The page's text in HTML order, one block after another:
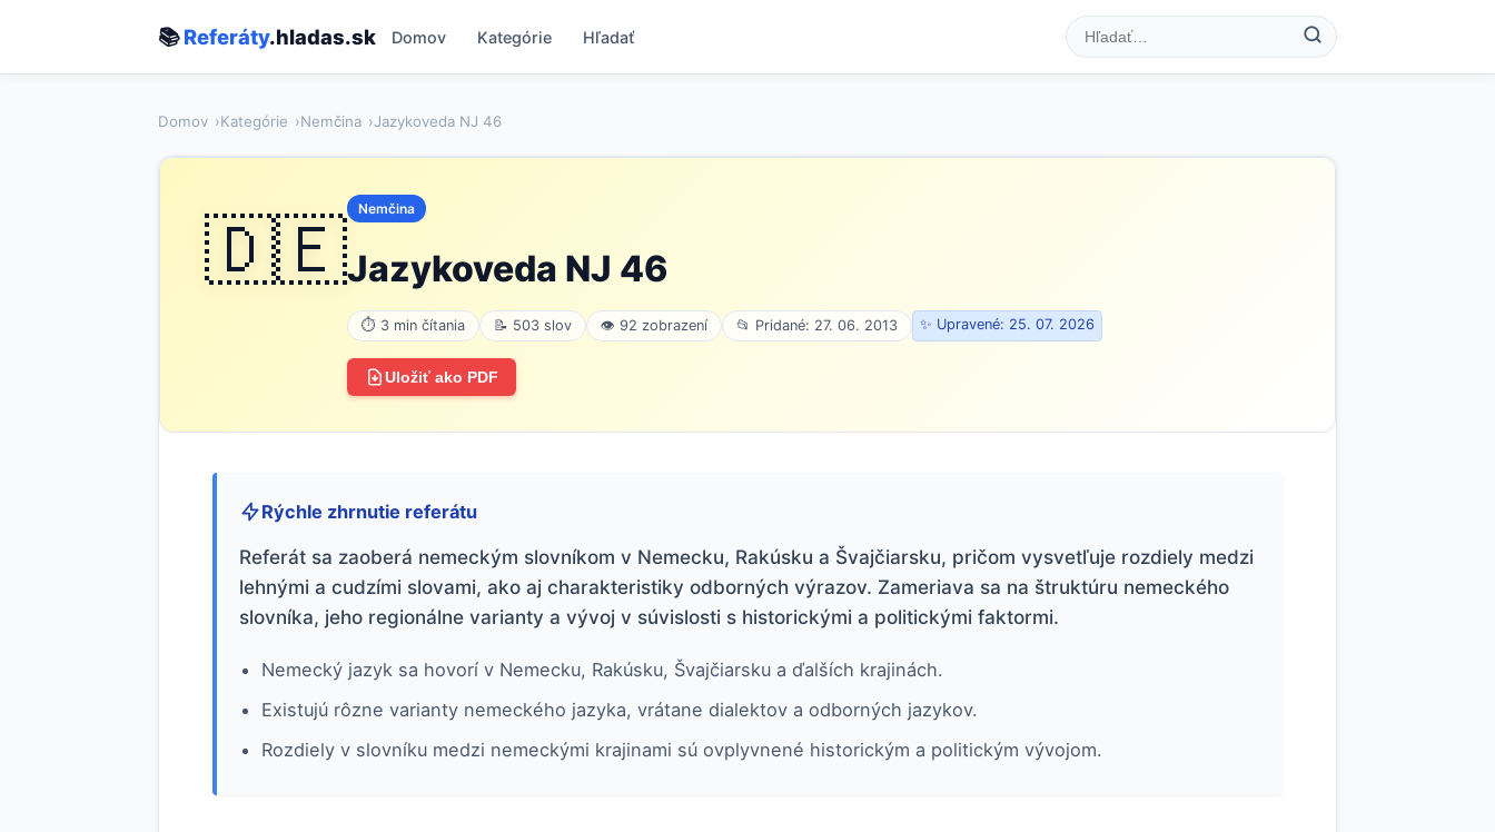
📚Referáty.hladas.sk Domov Kategórie Hľadať
Domov Kategórie Nemčina Jazykoveda NJ 46
🇩🇪 Nemčina
Jazykoveda NJ 46
⏱ 3 min čítania 📝 503 slov 👁 92 zobrazení 📂 Pridané: 27. 06. 2013 ✨ Upravené: 25. 07. 2026
Uložiť ako PDF
Rýchle zhrnutie referátu
Referát sa zaoberá nemeckým slovníkom v Nemecku, Rakúsku a Švajčiarsku, pričom vysvetľuje rozdiely medzi
lehnými a cudzími slovami, ako aj charakteristiky odborných výrazov. Zameriava sa na štruktúru nemeckého
slovníka, jeho regionálne varianty a vývoj v súvislosti s historickými a politickými faktormi.
Nemecký jazyk sa hovorí v Nemecku, Rakúsku, Švajčiarsku a ďalších krajinách.
Existujú rôzne varianty nemeckého jazyka, vrátane dialektov a odborných jazykov.
Rozdiely v slovníku medzi nemeckými krajinami sú ovplyvnené historickým a politickým vývojom.